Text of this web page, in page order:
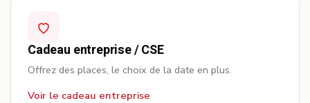
Cadeau entreprise / CSE
Offrez des places, le choix de la date en plus.
Voir le cadeau entreprise